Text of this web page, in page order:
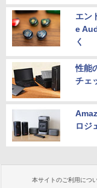
エン
e
く
性能
チェ
ロジ
本サイトのご利用につ